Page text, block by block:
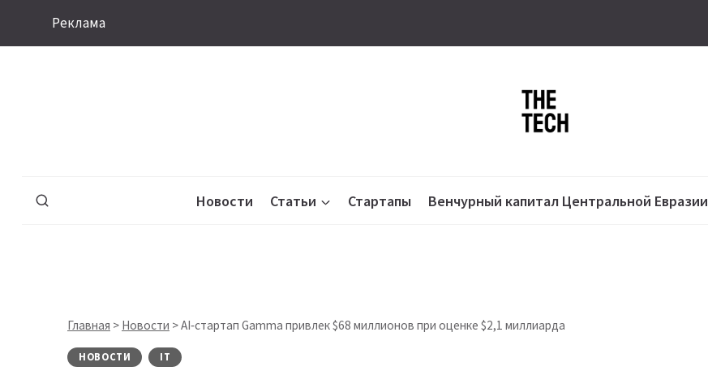
Реклама
Новости Статьи Стартапы Венчурный капитал Центральной Евразии
Главная > Новости >AI‑стартап Gamma привлек $68 миллионов при оценке $2,1 миллиарда
НОВОСТИ IT